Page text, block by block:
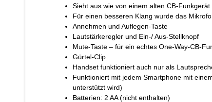
Sieht aus wie von einem alten CB-Funkgerät
Für einen besseren Klang wurde das
Annehmen und Auflegen-Taste
Lautstärkeregler und Ein-/ Aus-Stellknopf
Mute-Taste – für ein echtes One-Way-CB-
Gürtel-Clip
Handset funktioniert auch nur als
Funktioniert mit jedem Smartphone mit
unterstützt wird)
Batterien: 2 AA (nicht enthalten)